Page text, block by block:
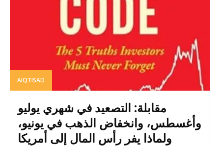
AIQTISAD
مقابلة: التصعيد في شهري يوليو
وأغسطس، وانخفاض الذهب في يونيو،
ولماذا يفر رأس المال إلى أمريكا